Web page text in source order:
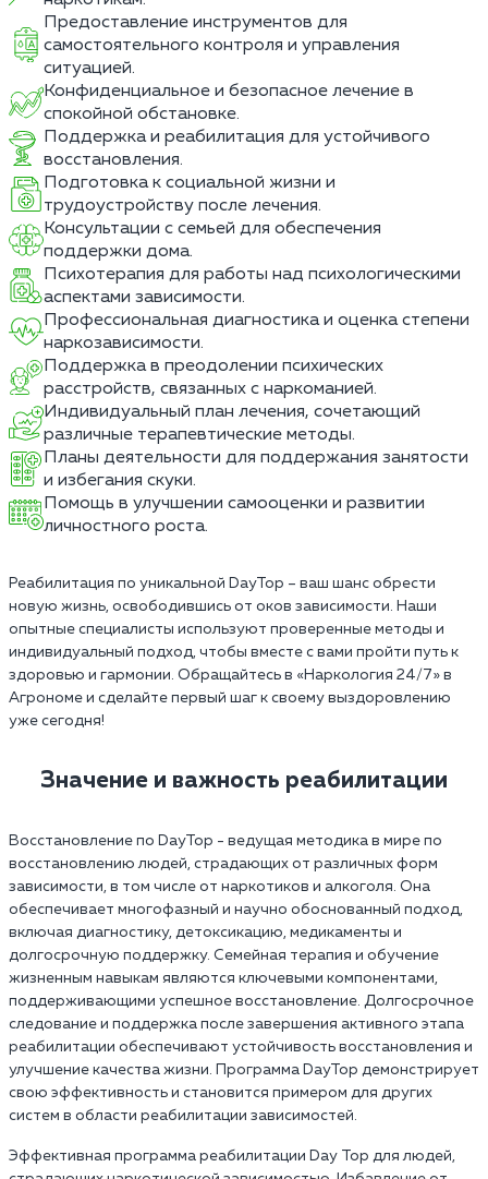
Предоставление инструментов для
самостоятельного контроля и управления
ситуацией.
Конфиденциальное и безопасное лечение в
спокойной обстановке.
Поддержка и реабилитация для устойчивого
восстановления.
Подготовка к социальной жизни и
трудоустройству после лечения.
Консультации с семьей для обеспечения
поддержки дома.
Психотерапия для работы над психологическими
аспектами зависимости.
Профессиональная диагностика и оценка степени
наркозависимости.
Поддержка в преодолении психических
расстройств, связанных с наркоманией.
Индивидуальный план лечения, сочетающий
различные терапевтические методы.
Планы деятельности для поддержания занятости
и избегания скуки.
Помощь в улучшении самооценки и развитии
личностного роста.
Реабилитация по уникальной DayTop – ваш шанс обрести
новую жизнь, освободившись от оков зависимости. Наши
опытные специалисты используют проверенные методы и
индивидуальный подход, чтобы вместе с вами пройти путь к
здоровью и гармонии. Обращайтесь в «Наркология 24/7» в
Агрономе и сделайте первый шаг к своему выздоровлению
уже сегодня!
Значение и важность реабилитации
Восстановление по DayTop - ведущая методика в мире по
восстановлению людей, страдающих от различных форм
зависимости, в том числе от наркотиков и алкоголя. Она
обеспечивает многофазный и научно обоснованный подход,
включая диагностику, детоксикацию, медикаменты и
долгосрочную поддержку. Семейная терапия и обучение
жизненным навыкам являются ключевыми компонентами,
поддерживающими успешное восстановление. Долгосрочное
следование и поддержка после завершения активного этапа
реабилитации обеспечивают устойчивость восстановления и
улучшение качества жизни. Программа DayTop демонстрирует
свою эффективность и становится примером для других
систем в области реабилитации зависимостей.
Эффективная программа реабилитации Day Top для людей,